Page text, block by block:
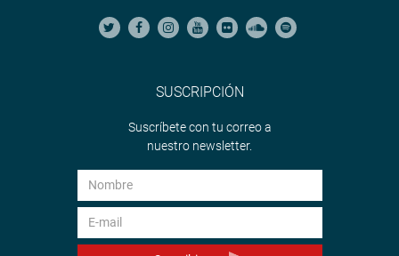
SUSCRIPCIÓN
Suscríbete con tu correo a
nuestro newsletter.